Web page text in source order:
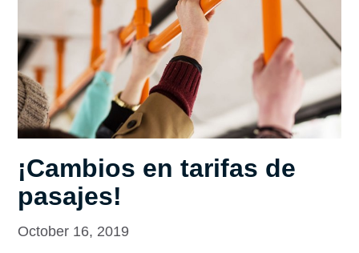
¡Cambios en tarifas de
pasajes!
October 16, 2019